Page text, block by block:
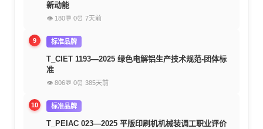
新动能
👁 180💬 0⏰ 7天前
9 标准品牌
T_CIET 1193—2025 绿色电解铝生产技术规范-团体标
准
👁 806💬 0⏰ 385天前
10 标准品牌
T_PEIAC 023—2025 平版印刷机机械装调工职业评价